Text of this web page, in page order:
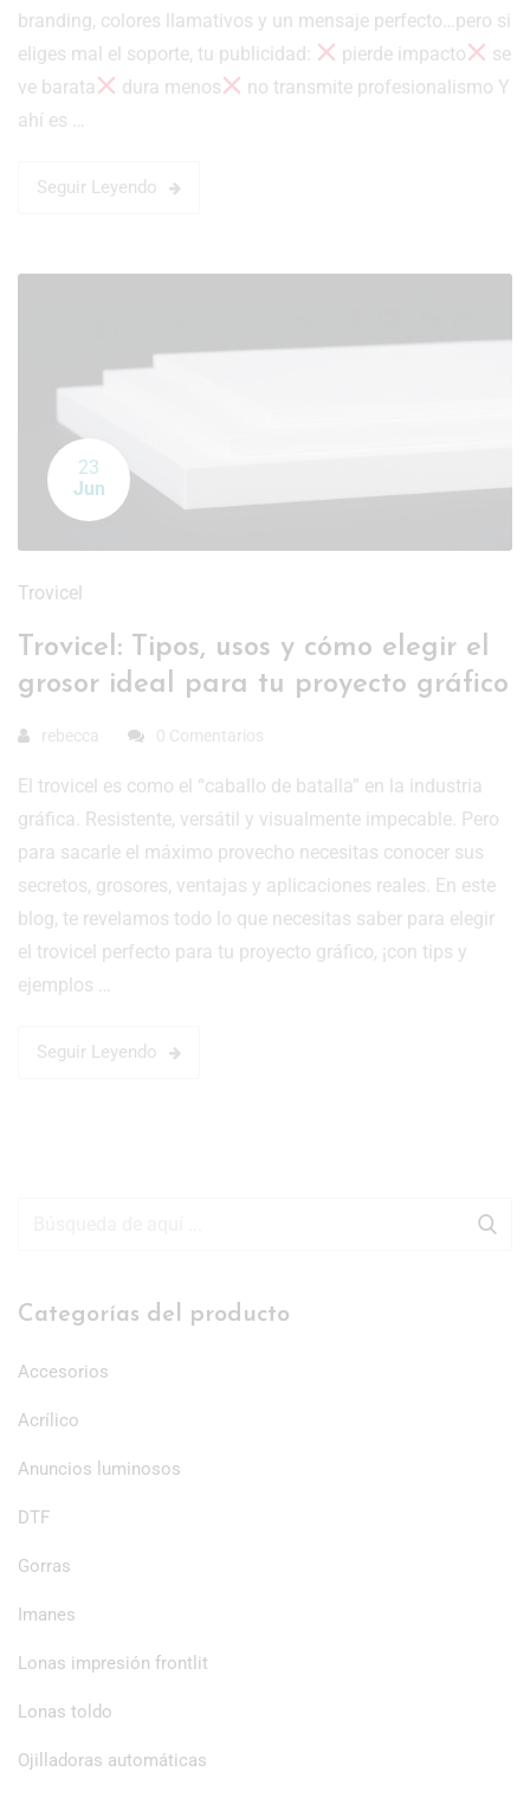
branding, colores llamativos y un mensaje perfecto…pero si
eliges mal el soporte, tu publicidad:
pierde impacto
se
ve barata
dura menos
no transmite profesionalismo Y
ahí es …
Seguir Leyendo
23
Jun
Trovicel
Trovicel: Tipos, usos y cómo elegir el
grosor ideal para tu proyecto gráfico
rebecca 0 Comentarios
El trovicel es como el “caballo de batalla” en la industria
gráfica. Resistente, versátil y visualmente impecable. Pero
para sacarle el máximo provecho necesitas conocer sus
secretos, grosores, ventajas y aplicaciones reales. En este
blog, te revelamos todo lo que necesitas saber para elegir
el trovicel perfecto para tu proyecto gráfico, ¡con tips y
ejemplos …
Seguir Leyendo
Categorías del producto
Accesorios
Acrílico
Anuncios luminosos
DTF
Gorras
Imanes
Lonas impresión frontlit
Lonas toldo
Ojilladoras automáticas